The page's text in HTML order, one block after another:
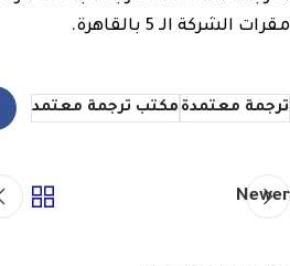
مقرات الشركة الـ 5 بالقاهرة.
ترجمة معتمدة مكتب ترجمة معتمد
Newer